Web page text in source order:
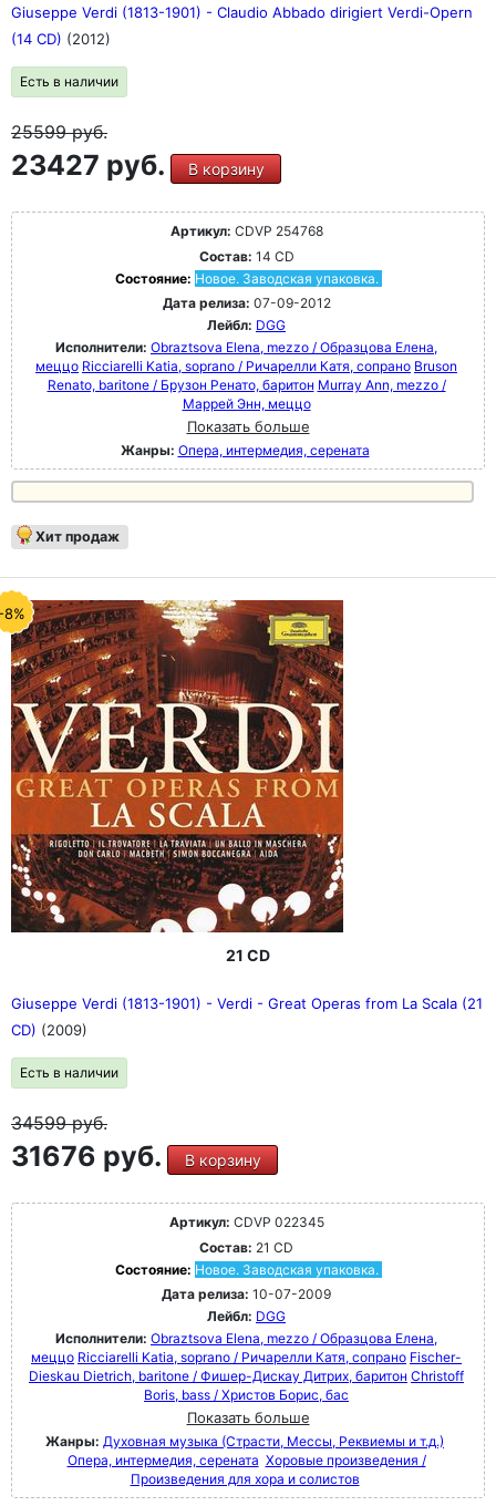
Giuseppe Verdi (1813-1901) - Claudio Abbado dirigiert Verdi-Opern
(14 CD) (2012)
Есть в наличии
25599руб.
23427 руб. В корзину
Артикул: CDVP 254768
Состав: 14 CD
Состояние: Новое. Заводская упаковка.
Дата релиза: 07-09-2012
Лейбл: DGG
Исполнители: Obraztsova Elena, mezzo / Образцова Елена,
меццо Ricciarelli Katia, soprano / Ричарелли Катя, сопрано Bruson
Renato, baritone / Брузон Ренато, баритон Murray Ann, mezzo /
Маррей Энн, меццо
Показать больше
Жанры: Опера, интермедия, серената
Хит продаж
8%
21 CD
Giuseppe Verdi (1813-1901) - Verdi - Great Operas from La Scala (21
CD) (2009)
Есть в наличии
34599руб.
31676 руб. В корзину
Артикул: CDVP 022345
Состав: 21 CD
Состояние: Новое. Заводская упаковка.
Дата релиза: 10-07-2009
Лейбл: DGG
Исполнители: Obraztsova Elena, mezzo / Образцова Елена,
меццо Ricciarelli Katia, soprano / Ричарелли Катя, сопрано Fischer-
Dieskau Dietrich, baritone / Фишер-Дискау Дитрих, баритон Christoff
Boris, bass / Христов Борис, бас
Показать больше
Жанры: Духовная музыка (Страсти, Мессы, Реквиемы и т.д.)
Опера, интермедия, серената Хоровые произведения /
Произведения для хора и солистов